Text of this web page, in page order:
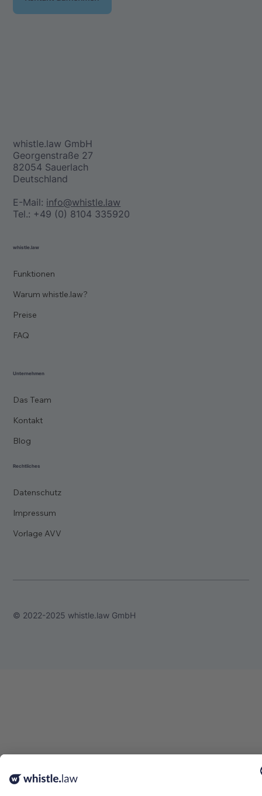
whistle.law GmbH
Georgenstraße 27
82054 Sauerlach
Deutschland
E-Mail: info@whistle.law
Tel.: +49 (0) 8104 335920
whistle.law
Funktionen
Warum whistle.law?
Preise
FAQ
Unternehmen
Das Team
Kontakt
Blog
Rechtliches
Datenschutz
Impressum
Vorlage AVV
© 2022-2025 whistle.law GmbH